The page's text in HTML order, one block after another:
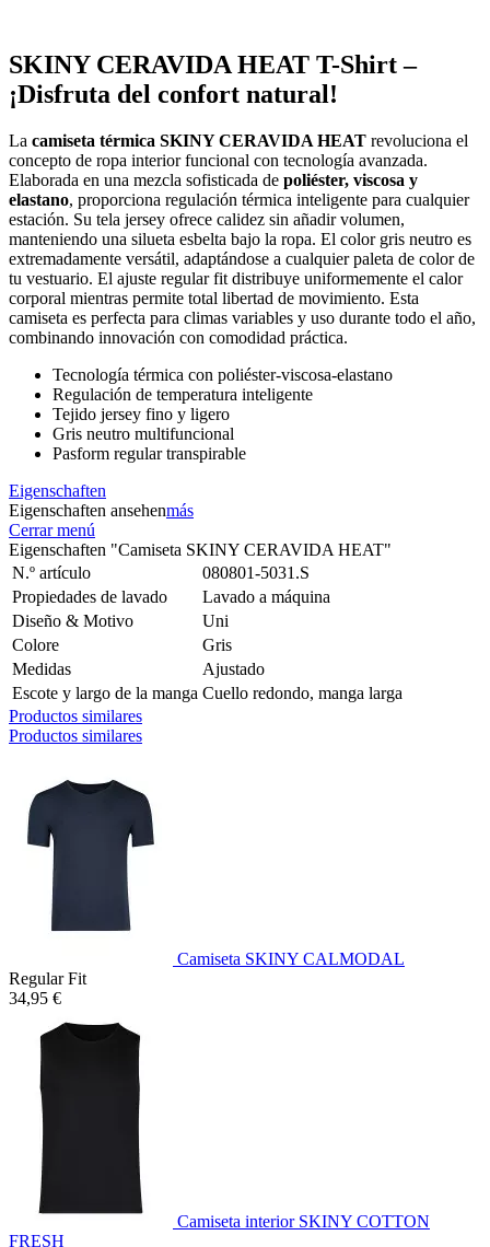
SKINY CERAVIDA HEAT T-Shirt –
¡Disfruta del confort natural!
La camiseta térmica SKINY CERAVIDA HEAT revoluciona el
concepto de ropa interior funcional con tecnología avanzada.
Elaborada en una mezcla sofisticada de poliéster, viscosa y
elastano, proporciona regulación térmica inteligente para cualquier
estación. Su tela jersey ofrece calidez sin añadir volumen,
manteniendo una silueta esbelta bajo la ropa. El color gris neutro es
extremadamente versátil, adaptándose a cualquier paleta de color de
tu vestuario. El ajuste regular fit distribuye uniformemente el calor
corporal mientras permite total libertad de movimiento. Esta
camiseta es perfecta para climas variables y uso durante todo el año,
combinando innovación con comodidad práctica.
Tecnología térmica con poliéster-viscosa-elastano
Regulación de temperatura inteligente
Tejido jersey fino y ligero
Gris neutro multifuncional
Pasform regular transpirable
Eigenschaften
Eigenschaften ansehenmás
Cerrar menú
Eigenschaften "Camiseta SKINY CERAVIDA HEAT"
N.º artículo
080801-5031.S
Propiedades de lavado
Lavado a máquina
Diseño & Motivo
Uni
Colore
Gris
Medidas
Ajustado
Escote y largo de la manga Cuello redondo, manga larga
Productos similares
Productos similares
Camiseta SKINY CALMODAL
Regular Fit
34,95 €
Camiseta interior SKINY COTTON
FRESH